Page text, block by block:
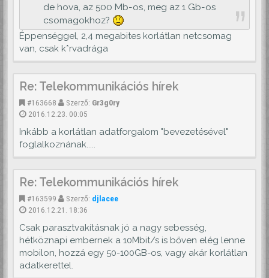
de hova, az 500 Mb-os, meg az 1 Gb-os
csomagokhoz?
Éppenséggel, 2,4 megabites korlátlan netcsomag
van, csak k*rvadrága
Re: Telekommunikációs hírek
#163668 Szerző: Gr3g0ry
2016.12.23. 00:05
Inkább a korlátlan adatforgalom "bevezetésével"
foglalkoznának.....
Re: Telekommunikációs hírek
#163599 Szerző: djlacee
2016.12.21. 18:36
Csak parasztvakításnak jó a nagy sebesség,
hétköznapi embernek a 10Mbit/s is bőven elég lenne
mobilon, hozzá egy 50-100GB-os, vagy akár korlátlan
adatkerettel.